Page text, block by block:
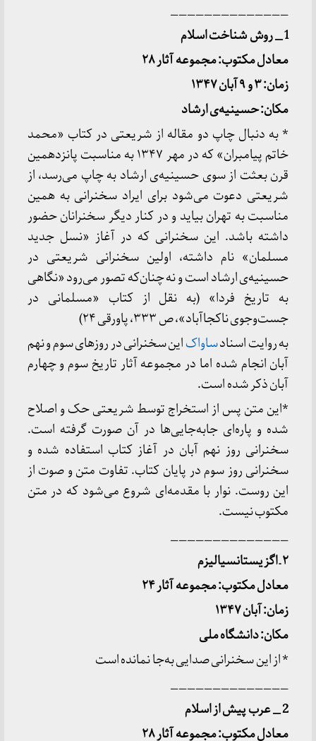
______________
1 _ روش شناخت اسلام
معادل مکتوب: مجموعه آثار ۲۸
زمان: ۳ و ۹ آبان ۱۳۴۷
مکان: حسینیهی ارشاد
* به دنبال چاپ دو مقاله از شریعتی در کتاب «محمد
خاتم پیامبران» که در مهر ۱۳۴۷ به مناسبت پانزدهمین
قرن بعثت از سوی حسینیه‌ی ارشاد به چاپ می‌رسد، از
شریعتی دعوت می‌شود برای ایراد سخنرانی به همین
مناسبت به تهران بیاید و در کنار دیگر سخنرانان حضور
داشته باشد. این سخنرانی که در آغاز «نسل جدید
مسلمان» نام داشته، اولین سخنرانی شریعتی در
حسینیه‌ی ارشاد است و نه چنان‌که تصور می‌رود «نگاهی
به تاریخ فردا» (به نقل از کتاب «مسلمانی در
جست‌وجوی ناکجاآباد»، ص ۳۳۳، پاورقی ۲۴)
به روایت اسنادساواکاین سخنرانی در روزهای سوم و نهم
آبان انجام شده اما در مجموعه آثار تاریخ سوم و چهارم
آبان ذکر شده است.
*این متن پس از استخراج توسط شریعتی حک و اصلاح
شده و پاره‌ای جابه‌جایی‌ها در آن صورت گرفته است.
سخنرانی روز نهم آبان در آغاز کتاب استفاده شده و
سخنرانی روز سوم در پایان کتاب. تفاوت متن و صوت از
این روست. نوار با مقدمه‌ای شروع می‌شود که در متن
مکتوب نیست.
______________
۲ـاگزیستانسیالیزم
معادل مکتوب: مجموعه آثار ۲۴
زمان: آبان ۱۳۴۷
مکان: دانشگاه ملی
* از این سخنرانی صدایی به‌جا نمانده است
______________
2 _ عرب پیش از اسلام
معادل مکتوب: مجموعه آثار ۲۸